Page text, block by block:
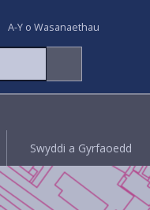
A-Y o Wasanaethau
Swyddi a Gyrfaoedd